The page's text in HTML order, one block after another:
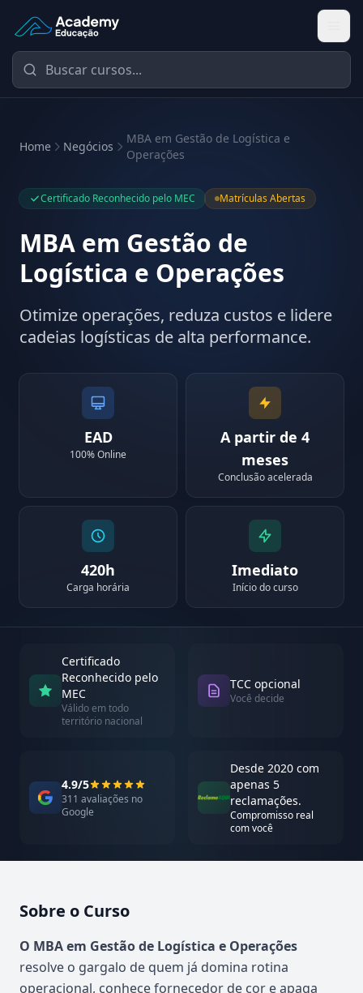
Academy Educação — Página Inicial
Home Negócios
MBA em Gestão de Logística e
Operações
Certificado Reconhecido pelo MEC Matrículas Abertas
MBA em Gestão de
Logística e Operações
Otimize operações, reduza custos e lidere
cadeias logísticas de alta performance.
EAD
100% Online
A partir de 4
meses
Conclusão acelerada
420h
Carga horária
Imediato
Início do curso
Certificado
Reconhecido pelo
MEC
Válido em todo
território nacional
TCC opcional
Você decide
4.9/5
311 avaliações no
Google
Desde 2020 com
apenas 5
reclamações.
Compromisso real
com você
Sobre o Curso
Atualizado em abril de 2026
O MBA em Gestão de Logística e Operações
resolve o gargalo de quem já domina rotina
operacional, conhece fornecedor de cor e apaga